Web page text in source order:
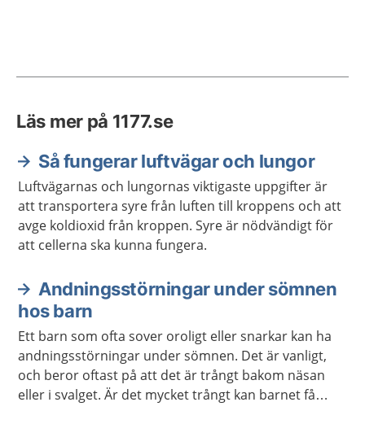
Läs mer på 1177.se
Så fungerar luftvägar och lungor
Luftvägarnas och lungornas viktigaste uppgifter är
att transportera syre från luften till kroppens och att
avge koldioxid från kroppen. Syre är nödvändigt för
att cellerna ska kunna fungera.
Andningsstörningar under sömnen
hos barn
Ett barn som ofta sover oroligt eller snarkar kan ha
andningsstörningar under sömnen. Det är vanligt,
och beror oftast på att det är trångt bakom näsan
eller i svalget. Är det mycket trångt kan barnet få